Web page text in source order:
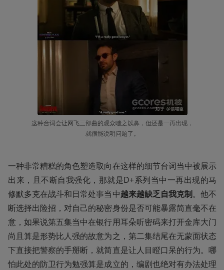
这种台词会让网飞三部曲的观众嗤之以鼻，但还是一再出现，
就很能说明问题了。
一种非常糟糕的角色塑造取向在这样的细节台词当中被展示
出来，且不断自我强化，那就是D+系列当中一再出现的马
修默多克在战斗和日常处事当中越来越缺乏自我克制。他不
断选择出险招，对自己的秘密身份是否可能暴露简直毫不在
意，如果说第五集当中在银行用耳朵听密码来打开金库大门
尚且算是形势比人强的故意为之，第二集结尾在无蒙面状态
下直接把警察的手掰断，就简直是让人目瞪口呆的行为。哪
怕此处的防卫行为勉强算是成立的，编剧也绝对有办法处理